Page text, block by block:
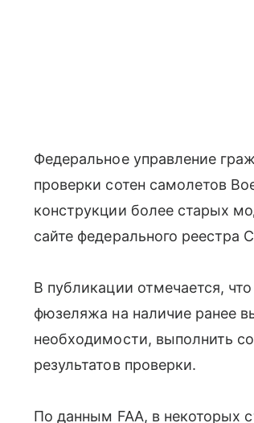
Федеральное управление
проверки сотен самолетов
конструкции более старых
сайте федерального реестра
В публикации отмечается,
фюзеляжа на наличие ранее
необходимости, выполнить
результатов проверки.
По данным FAA, в некоторых